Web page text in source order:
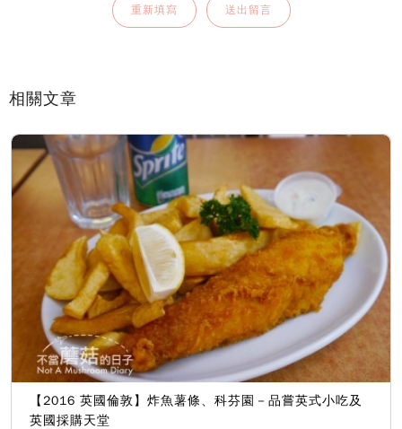
相關文章
【2016 英國倫敦】炸魚薯條、科芬園－品嘗英式小吃及
英國採購天堂